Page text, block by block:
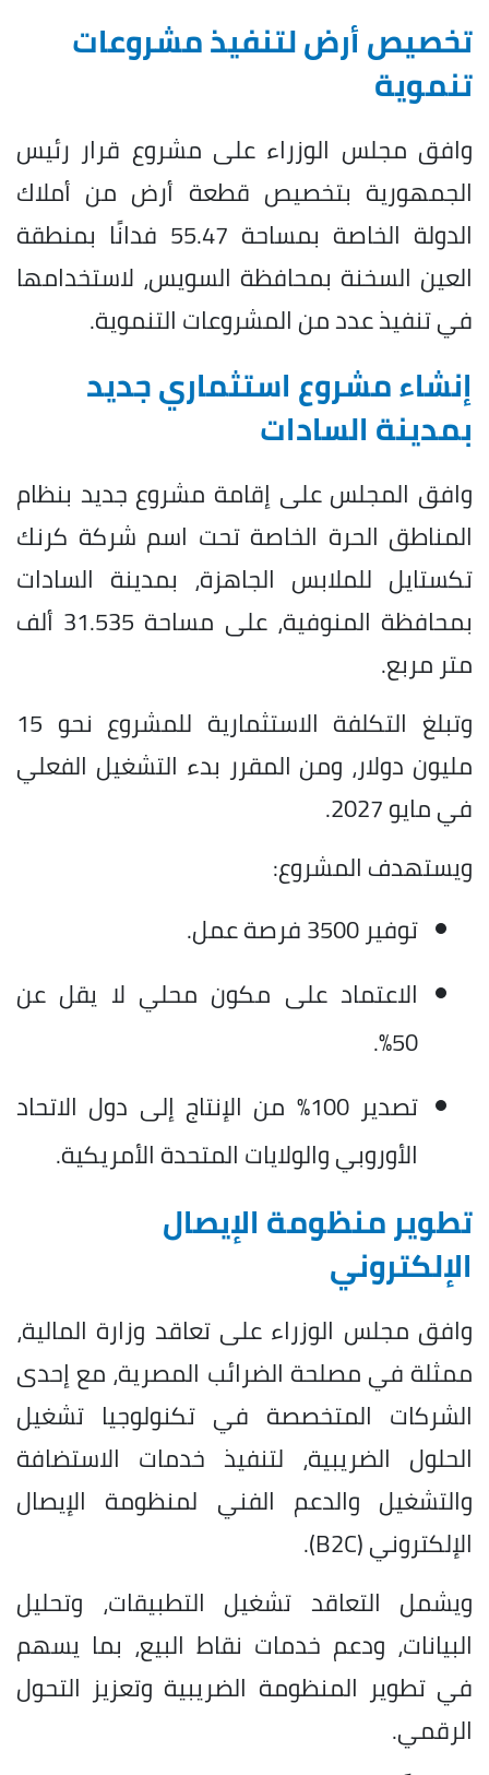
تخصيص أرض لتنفيذ مشروعات
تنموية
وافق مجلس الوزراء على مشروع قرار رئيس
الجمهورية بتخصيص قطعة أرض من أملاك
الدولة الخاصة بمساحة 55.47 فدانًا بمنطقة
العين السخنة بمحافظة السويس، لاستخدامها
في تنفيذ عدد من المشروعات التنموية.
إنشاء مشروع استثماري جديد
بمدينة السادات
وافق المجلس على إقامة مشروع جديد بنظام
المناطق الحرة الخاصة تحت اسم شركة كرنك
تكستايل للملابس الجاهزة، بمدينة السادات
بمحافظة المنوفية، على مساحة 31.535 ألف
متر مربع.
وتبلغ التكلفة الاستثمارية للمشروع نحو 15
مليون دولار، ومن المقرر بدء التشغيل الفعلي
في مايو 2027.
ويستهدف المشروع:
توفير 3500 فرصة عمل.
الاعتماد على مكون محلي لا يقل عن
50%.
تصدير 100% من الإنتاج إلى دول الاتحاد
الأوروبي والولايات المتحدة الأمريكية.
تطوير منظومة الإيصال
الإلكتروني
وافق مجلس الوزراء على تعاقد وزارة المالية،
ممثلة في مصلحة الضرائب المصرية، مع إحدى
الشركات المتخصصة في تكنولوجيا تشغيل
الحلول الضريبية، لتنفيذ خدمات الاستضافة
والتشغيل والدعم الفني لمنظومة الإيصال
الإلكتروني (B2C).
ويشمل التعاقد تشغيل التطبيقات، وتحليل
البيانات، ودعم خدمات نقاط البيع، بما يسهم
في تطوير المنظومة الضريبية وتعزيز التحول
الرقمي.